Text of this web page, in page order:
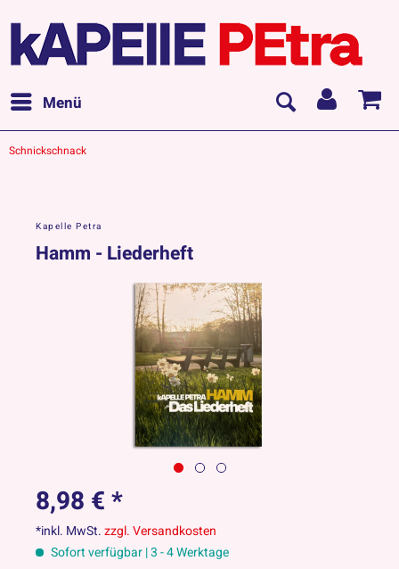
Menü
Schnickschnack
Kapelle Petra
Hamm - Liederheft
8,98 € *
*inkl. MwSt.zzgl. Versandkosten
Sofort verfügbar | 3 - 4 Werktage